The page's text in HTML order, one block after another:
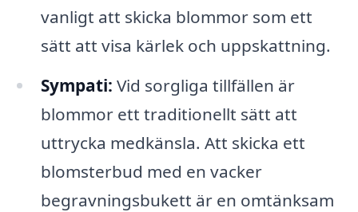
vanligt att skicka blommor som ett
sätt att visa kärlek och uppskattning.
Sympati: Vid sorgliga tillfällen är
blommor ett traditionellt sätt att
uttrycka medkänsla. Att skicka ett
blomsterbud med en vacker
begravningsbukett är en omtänksam